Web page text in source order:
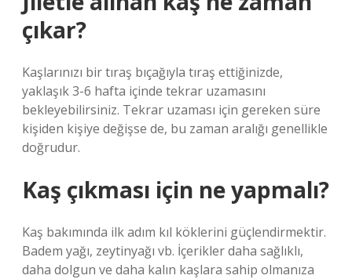
çıkar?
Kaşlarınızı bir tıraş bıçağıyla tıraş ettiğinizde,
yaklaşık 3-6 hafta içinde tekrar uzamasını
bekleyebilirsiniz. Tekrar uzaması için gereken süre
kişiden kişiye değişse de, bu zaman aralığı genellikle
doğrudur.
Kaş çıkması için ne yapmalı?
Kaş bakımında ilk adım kıl köklerini güçlendirmektir.
Badem yağı, zeytinyağı vb. İçerikler daha sağlıklı,
daha dolgun ve daha kalın kaşlara sahip olmanıza